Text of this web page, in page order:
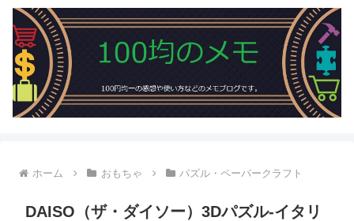
ホーム おもちゃ パズル・ペーパークラフト
DAISO（ザ・ダイソー）3Dパズル-イタリ